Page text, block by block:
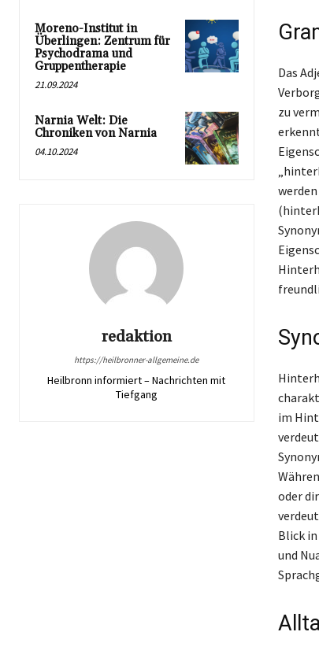
Moreno-Institut in
Überlingen: Zentrum für
Psychodrama und
Gruppentherapie
21.09.2024
Narnia Welt: Die
Chroniken von Narnia
04.10.2024
redaktion
https://heilbronner-allgemeine.de
Heilbronn informiert – Nachrichten mit
Tiefgang
Das
zu
im
oder
Blick
und